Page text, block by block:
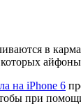
в
на iPhone 6
при